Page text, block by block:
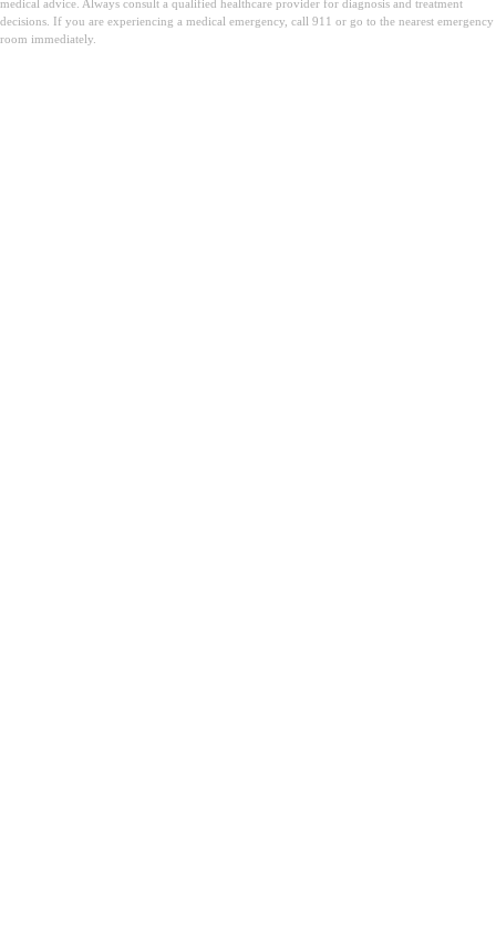
medical advice. Always consult a qualified healthcare provider for diagnosis and treatment
decisions. If you are experiencing a medical emergency, call 911 or go to the nearest emergency
room immediately.